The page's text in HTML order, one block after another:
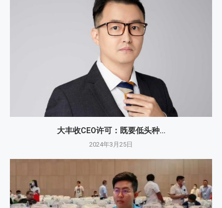
大丰收CEO许可：既要低头种...
2024年3月25日